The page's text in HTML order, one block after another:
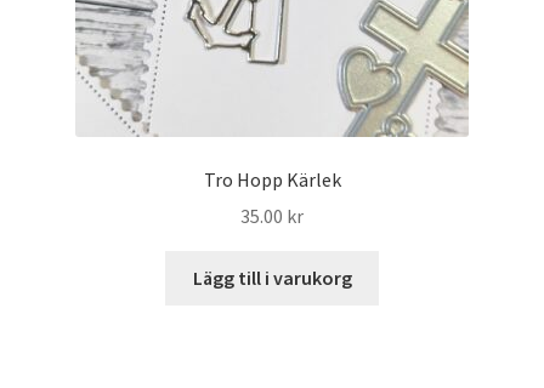
Tro Hopp Kärlek
35.00 kr
Lägg till i varukorg